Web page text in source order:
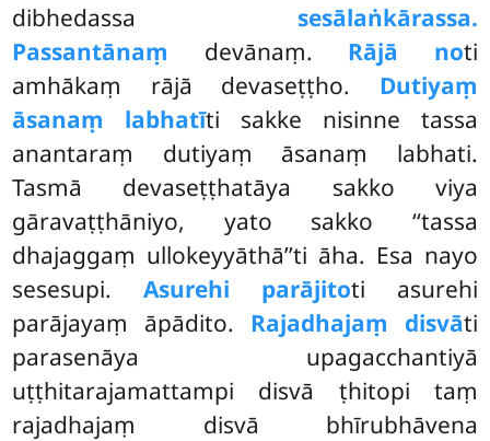
dibhedassa sesālaṅkārassa.
Passantānaṃ devānaṃ. Rājā noti
amhākaṃ rājā devaseṭṭho. Dutiyaṃ
āsanaṃ labhatīti sakke nisinne tassa
anantaraṃ dutiyaṃ āsanaṃ labhati.
Tasmā devaseṭṭhatāya sakko viya
gāravaṭṭhāniyo, yato sakko ‘‘tassa
dhajaggaṃ ullokeyyāthā’’ti āha. Esa nayo
sesesupi.Asurehi parājitoti asurehi
parājayaṃ āpādito. Rajadhajaṃ disvāti
parasenāya upagacchantiyā
uṭṭhitarajamattampi disvā ṭhitopi taṃ
rajadhajaṃ disvā bhīrubhāvena